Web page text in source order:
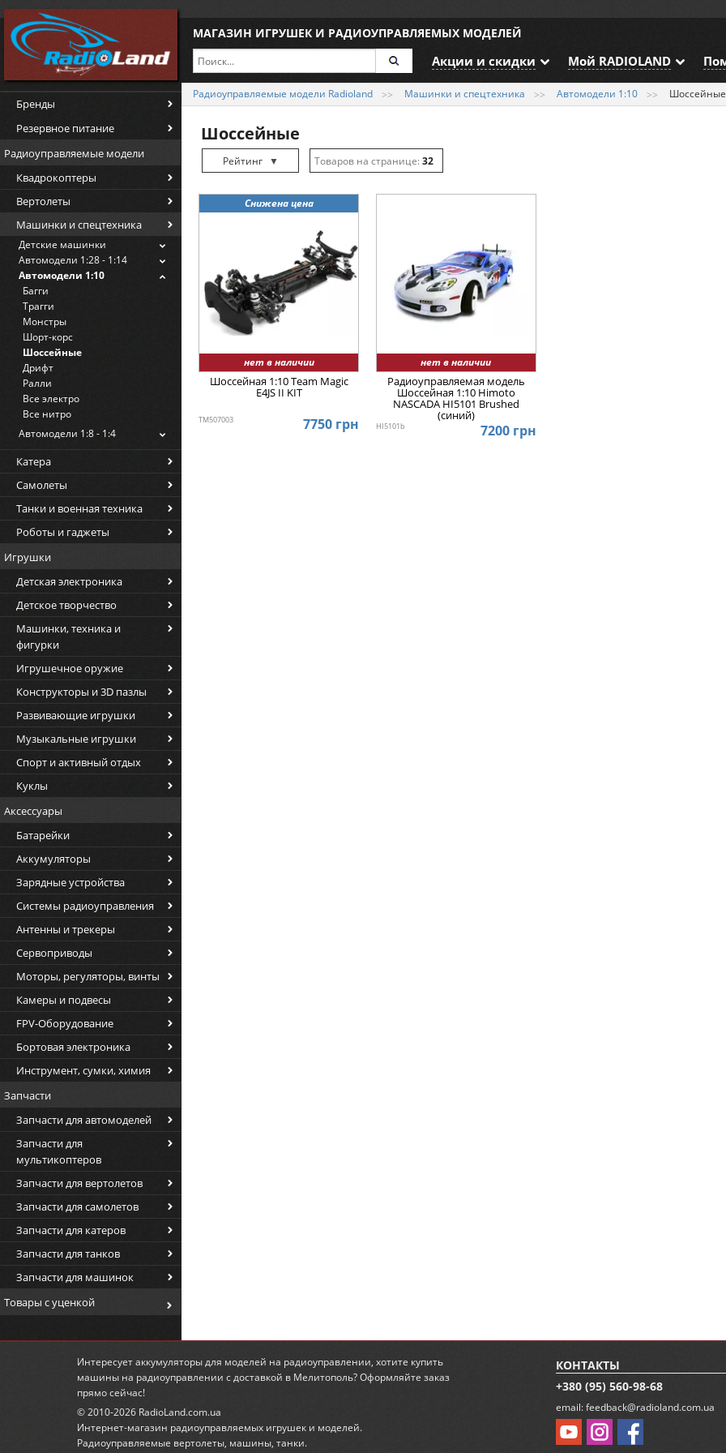
МАГАЗИН ИГРУШЕК И РАДИОУПРАВЛЯЕМЫХ МОДЕЛЕЙ
Акции и скидки Мой RADIOLAND
Бренды
Резервное питание
Радиоуправляемые модели
Квадрокоптеры
Вертолеты
Машинки и спецтехника
Детские машинки
Автомодели 1:28 - 1:14
Автомодели 1:10
Багги
Трагги
Монстры
Шорт-корс
Шоссейные
Дрифт
Ралли
Все электро
Все нитро
Автомодели 1:8 - 1:4
Катера
Самолеты
Танки и военная техника
Роботы и гаджеты
Игрушки
Детская электроника
Детское творчество
Машинки, техника и
фигурки
Игрушечное оружие
Конструкторы и 3D пазлы
Развивающие игрушки
Музыкальные игрушки
Спорт и активный отдых
Куклы
Аксессуары
Батарейки
Аккумуляторы
Зарядные устройства
Системы радиоуправления
Антенны и трекеры
Сервоприводы
Моторы, регуляторы, винты
Камеры и подвесы
FPV-Оборудование
Бортовая электроника
Инструмент, сумки, химия
Запчасти
Запчасти для автомоделей
Запчасти для
мультикоптеров
Запчасти для вертолетов
Запчасти для самолетов
Запчасти для катеров
Запчасти для танков
Запчасти для машинок
Товары с уценкой
Радиоуправляемые модели Radioland Машинки и спецтехника Автомодели 1:10 Шоссейные
Шоссейные
Рейтинг
▼
Дата ▲
Цена ▼
32
Снижена цена
нет в наличии
Шоссейная 1:10 Team Magic
E4JS II KIT
TM507003 7750 грн
нет в наличии
Радиоуправляемая модель
Шоссейная 1:10 Himoto
NASCADA HI5101 Brushed
(синий)
HI5101b 7200 грн
Интересуетаккумуляторы для моделей на радиоуправлении, хотите купить
машины на радиоуправлении с доставкой в Мелитополь? Оформляйте заказ
прямо сейчас!
© 2010-2026 RadioLand.com.ua
Интернет-магазин радиоуправляемых игрушек и моделей.
Радиоуправляемые вертолеты, машины, танки.
КОНТАКТЫ
+380 (95) 560-98-68
email:feedback@radioland.com.ua